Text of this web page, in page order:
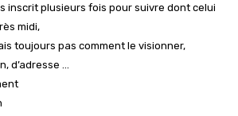
inscrit plusieurs fois pour suivre dont celui
midi,
toujours pas comment le visionner,
d’adresse …